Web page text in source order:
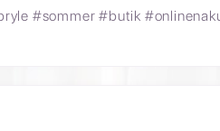
#sommer #butik